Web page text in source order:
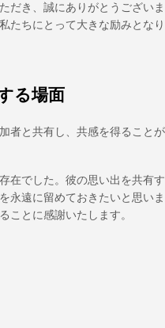
だき、誠にありがとうございま
たちにとって大きな励みとなり
る場面
者と共有し、共感を得ることが
在でした。彼の思い出を共有す
永遠に留めておきたいと思いま
ことに感謝いたします。